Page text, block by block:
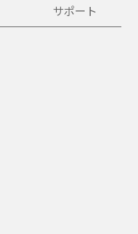
サポート